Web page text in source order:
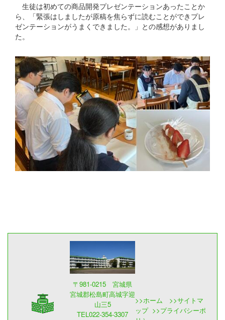
生徒は初めての商品開発プレゼンテーションあったことか
ら、「緊張はしましたが原稿を焦らずに読むことができプレ
ゼンテーションがうまくできました。」との感想がありまし
た。
〒981-0215 宮城県
宮城郡松島町高城字迎
山三5
TEL022-354-3307
>>ホーム >>サイトマ
ップ >>プライバシーポ